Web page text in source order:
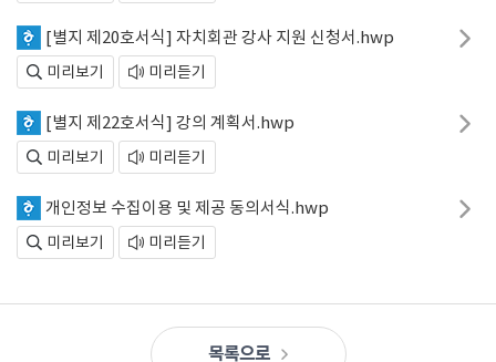
[별지 제20호서식] 자치회관 강사 지원 신청서.hwp
미리보기 미리듣기
[별지 제22호서식] 강의 계획서.hwp
미리보기 미리듣기
개인정보 수집이용 및 제공 동의서식.hwp
미리보기 미리듣기
목록으로